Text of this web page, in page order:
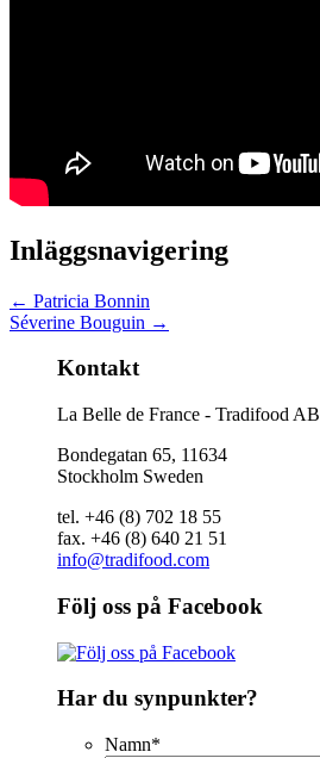
Inläggsnavigering
← Patricia Bonnin
Séverine Bouguin →
Kontakt
La Belle de France - Tradifood AB
Bondegatan 65, 11634
Stockholm Sweden
tel. +46 (8) 702 18 55
fax. +46 (8) 640 21 51
info@tradifood.com
Följ oss på Facebook
Har du synpunkter?
Namn*